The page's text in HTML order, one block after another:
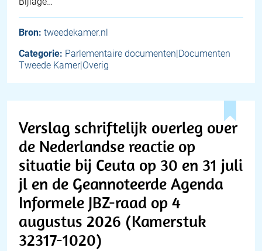
Bron: tweedekamer.nl
Categorie: Parlementaire documenten|Documenten
Tweede Kamer|Overig
Verslag schriftelijk overleg over
de Nederlandse reactie op
situatie bij Ceuta op 30 en 31 juli
jl en de Geannoteerde Agenda
Informele JBZ-raad op 4
augustus 2026 (Kamerstuk
32317-1020)